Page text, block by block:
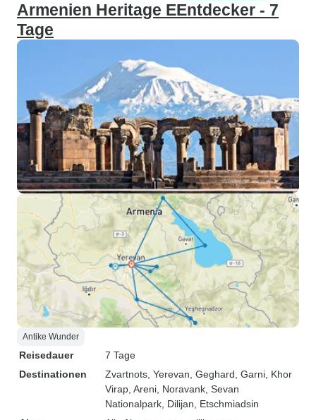
Armenien Heritage EEntdecker - 7
Tage
Antike Wunder
Reisedauer
7 Tage
Destinationen
Zvartnots , Yerevan , Geghard , Garni , Khor
Virap , Areni , Noravank , Sevan
Nationalpark , Dilijan , Etschmiadsin